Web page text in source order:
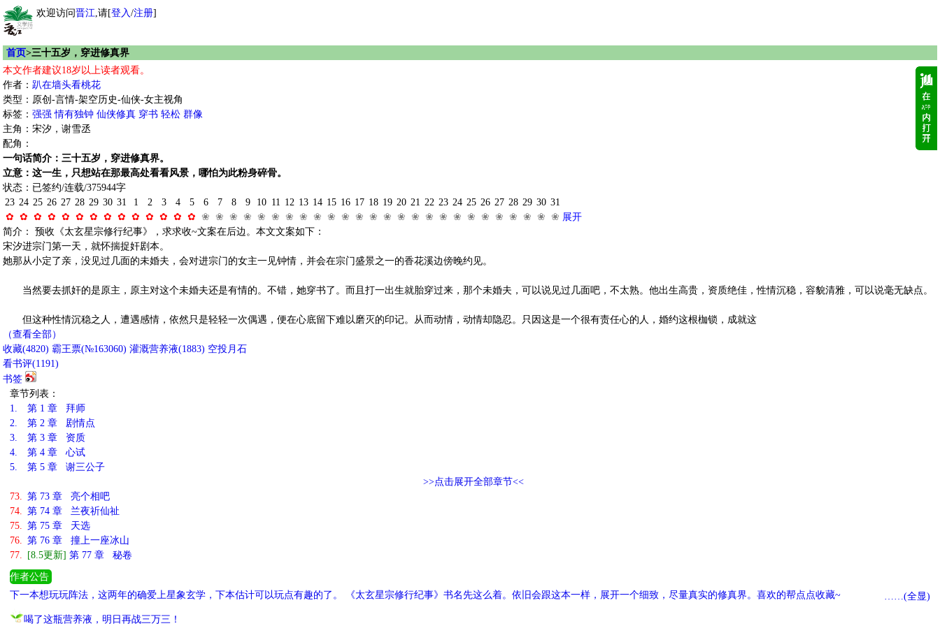
欢迎访问晋江,请[登入/注册]
首页>三十五岁，穿进修真界
本文作者建议18岁以上读者观看。
作者： 趴在墙头看桃花
类型：原创-言情-架空历史-仙侠-女主视角
标签： 强强 情有独钟 仙侠修真 穿书 轻松 群像
主角：宋汐，谢雪丞
配角：
一句话简介：三十五岁，穿进修真界。
立意：这一生，只想站在那最高处看看风景，哪怕为此粉身碎骨。
状态：已签约/连载/375944字
23
✿
24
✿
25
✿
26
✿
27
✿
28
✿
29
✿
30
✿
31
✿
1
✿
2
✿
3
✿
4
✿
5
✿
6
❀
7
❀
8
❀
9
❀
10
❀
11
❀
12
❀
13
❀
14
❀
15
❀
16
❀
17
❀
18
❀
19
❀
20
❀
21
❀
22
❀
23
❀
24
❀
25
❀
26
❀
27
❀
28
❀
29
❀
30
❀
31
❀ 展开
简介： 预收《太玄星宗修行纪事》，求求收~文案在后边。本文文案如下：
宋汐进宗门第一天，就怀揣捉奸剧本。
她那从小定了亲，没见过几面的未婚夫，会对进宗门的女主一见钟情，并会在宗门盛景之一的香花溪边傍晚约见。
当然要去抓奸的是原主，原主对这个未婚夫还是有情的。不错，她穿书了。而且打一出生就胎穿过来，那个未婚夫，可以说见过几面吧，不太熟。他出生高贵，资质绝佳，性情沉稳，容貌清雅，可以说毫无缺点。
但这种性情沉稳之人，遭遇感情，依然只是轻轻一次偶遇，便在心底留下难以磨灭的印记。从而动情，动情却隐忍。只因这是一个很有责任心的人，婚约这根枷锁，成就这
（查看全部）
收藏(4820) 霸王票(№163060) 灌溉营养液(1883) 空投月石
看书评(1191)
书签
章节列表：
1.
第 1 章 拜师
2.
第 2 章 剧情点
3.
第 3 章 资质
4.
第 4 章 心试
5.
第 5 章 谢三公子
>>点击展开全部章节<<
73. 第 73 章 亮个相吧
74. 第 74 章 兰夜祈仙祉
75. 第 75 章 天选
76. 第 76 章 撞上一座冰山
77.
[8.5更新] 第 77 章 秘卷
作者公告
下一本想玩玩阵法，这两年的确爱上星象玄学，下本估计可以玩点有趣的了。 《太玄星宗修行纪事》书名先这么着。依旧会跟这本一样，展开一个细致，尽量真实的修真界。喜欢的帮点点收藏~
……(全显)
喝了这瓶营养液，明日再战三万三！